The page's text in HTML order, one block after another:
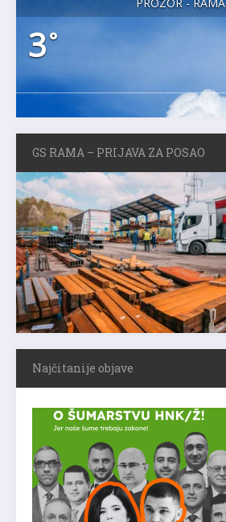
3°
GS RAMA – PRIJAVA ZA POSAO
Najčitanije objave